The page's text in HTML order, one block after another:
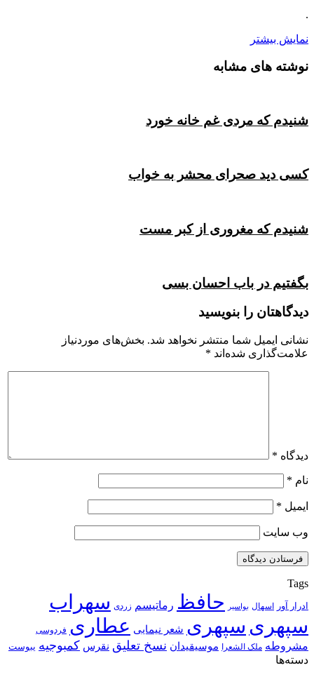
.
نمایش بیشتر
نوشته های مشابه
شنیدم که مردی غم خانه خورد
کسی دید صحرای محشر به خواب
شنیدم که مغروری از کبر مست
بگفتیم در باب احسان بسی
دیدگاهتان را بنویسید
نشانی ایمیل شما منتشر نخواهد شد. بخش‌های موردنیاز
علامت‌گذاری شده‌اند *
دیدگاه *
نام *
ایمیل *
وب‌ سایت
Tags
ادرار آور اسهال بواسیر حافظ رماتیسم زردی سهراب
سپهری سپهری شعر نیمایی عطاری فردوسی
مشروطه ملک الشعرا موسیقیدان نسخ تعلیق نقرس کمبوجیه یبوست
دسته‌ها